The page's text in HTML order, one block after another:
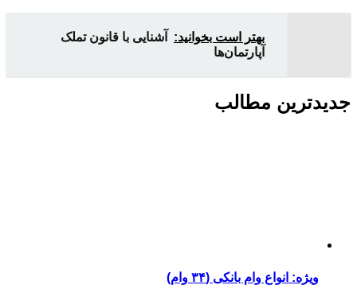
بهتر است بخوانید:
آشنایی با قانون تملک
آپارتمان‌ها
جدیدترین مطالب
ویژه: انواع وام بانکی (۳۴ وام)